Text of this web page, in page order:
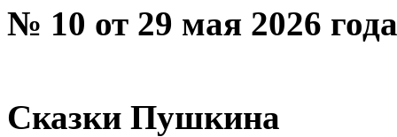
№ 10 от 29 мая 2026
Сказки Пушкина